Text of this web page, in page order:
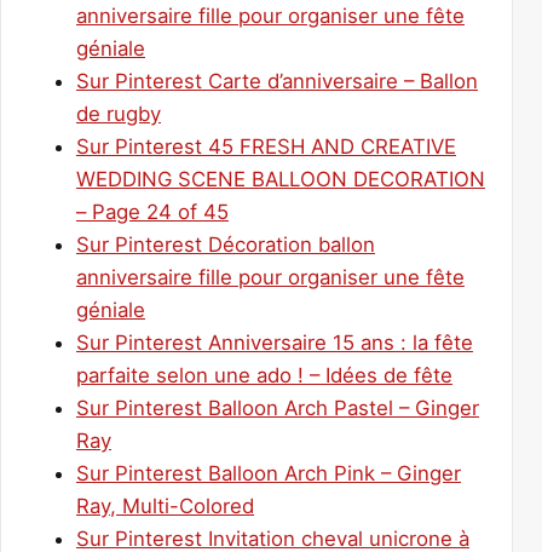
anniversaire fille pour organiser une fête
géniale
Sur Pinterest Carte d’anniversaire – Ballon
de rugby
Sur Pinterest 45 FRESH AND CREATIVE
WEDDING SCENE BALLOON DECORATION
– Page 24 of 45
Sur Pinterest Décoration ballon
anniversaire fille pour organiser une fête
géniale
Sur Pinterest Anniversaire 15 ans : la fête
parfaite selon une ado ! – Idées de fête
Sur Pinterest Balloon Arch Pastel – Ginger
Ray
Sur Pinterest Balloon Arch Pink – Ginger
Ray, Multi-Colored
Sur Pinterest Invitation cheval unicrone à